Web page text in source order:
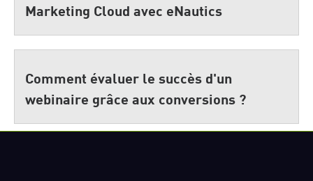
Marketing Cloud avec eNautics
Comment évaluer le succès d'un
webinaire grâce aux conversions ?